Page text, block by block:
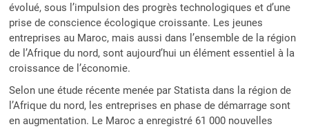
évolué, sous l’impulsion des progrès technologiques et d’une
prise de conscience écologique croissante. Les jeunes
entreprises au Maroc, mais aussi dans l’ensemble de la région
de l’Afrique du nord, sont aujourd’hui un élément essentiel à la
croissance de l’économie.
Selon une étude récente menée par Statista dans la région de
l’Afrique du nord, les entreprises en phase de démarrage sont
en augmentation. Le Maroc a enregistré 61 000 nouvelles